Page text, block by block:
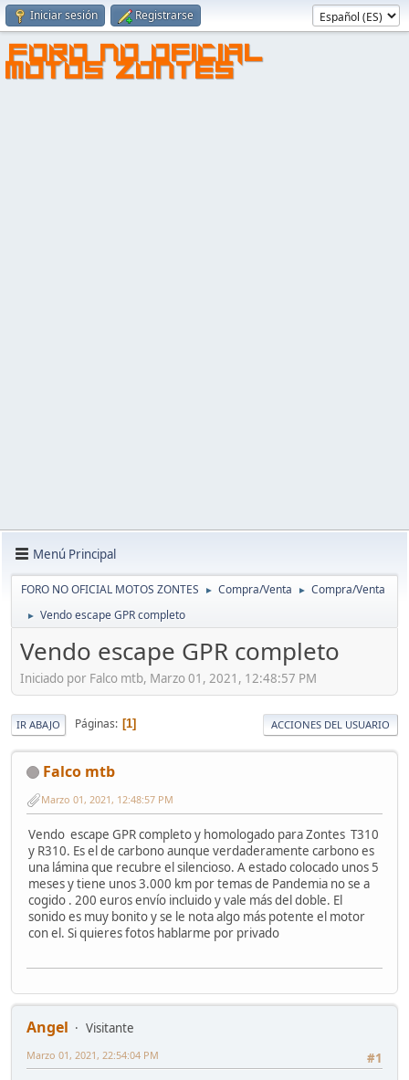
Iniciar sesión Registrarse
FORO NO OFICIAL
MOTOS ZONTES
Menú Principal
FORO NO OFICIAL MOTOS ZONTES ► Compra/Venta ► Compra/Venta
► Vendo escape GPR completo
Vendo escape GPR completo
Iniciado por Falco mtb, Marzo 01, 2021, 12:48:57 PM
IR ABAJO Páginas 1 ACCIONES DEL USUARIO
Falco mtb
Marzo 01, 2021, 12:48:57 PM
Vendo escape GPR completo y homologado para Zontes T310
y R310. Es el de carbono aunque verdaderamente carbono es
una lámina que recubre el silencioso. A estado colocado unos 5
meses y tiene unos 3.000 km por temas de Pandemia no se a
cogido . 200 euros envío incluido y vale más del doble. El
sonido es muy bonito y se le nota algo más potente el motor
con el. Si quieres fotos hablarme por privado
Angel
Visitante
#1
Marzo 01, 2021, 22:54:04 PM